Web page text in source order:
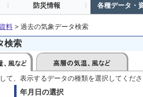
防災情報 各種データ・
料 > 過去の気象データ検索
検索
て、表示するデータの種類を選択してくだ
年月日の選択